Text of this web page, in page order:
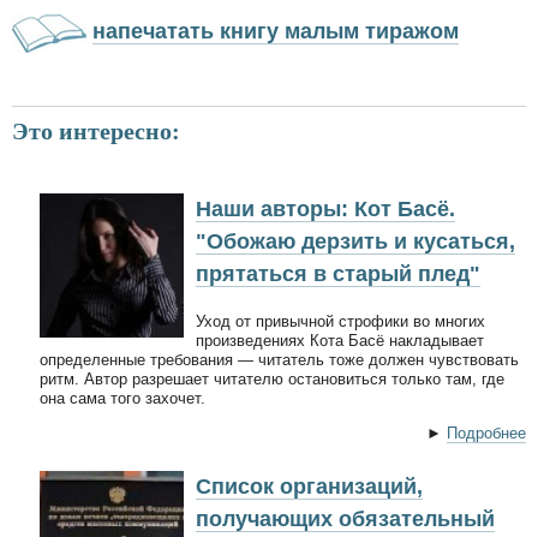
напечатать книгу малым тиражом
Это интересно:
Наши авторы: Кот Басё.
"Обожаю дерзить и кусаться,
прятаться в старый плед"
Уход от привычной строфики во многих
произведениях Кота Басё накладывает
определенные требования — читатель тоже должен чувствовать
ритм. Автор разрешает читателю остановиться только там, где
она сама того захочет.
► Подробнее
Список организаций,
получающих обязательный